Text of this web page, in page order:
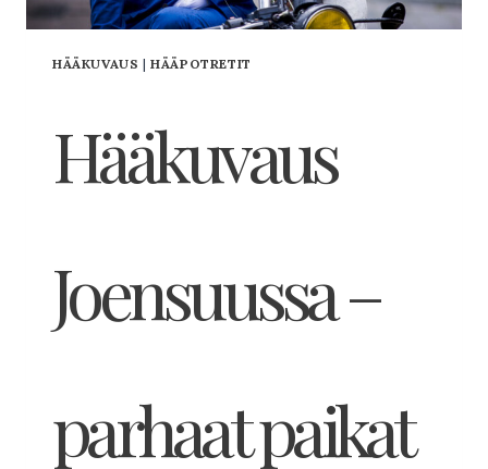
HÄÄKUVAUS |HÄÄPOTRETIT
Hääkuvaus
Joensuussa –
parhaat paikat